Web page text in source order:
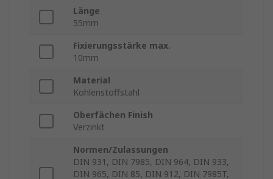
Länge
55mm
Fixierungsstärke max.
10mm
Material
Kohlenstoffstahl
Oberfächen Finish
Verzinkt
Normen/Zulassungen
DIN 931, DIN 7985, DIN 964, DIN 933,
DIN 965, DIN 85, DIN 912, DIN 7985T,